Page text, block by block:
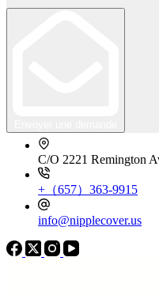
C/O 2221 Remington
+（657）363-9915
info@nipplecover.us